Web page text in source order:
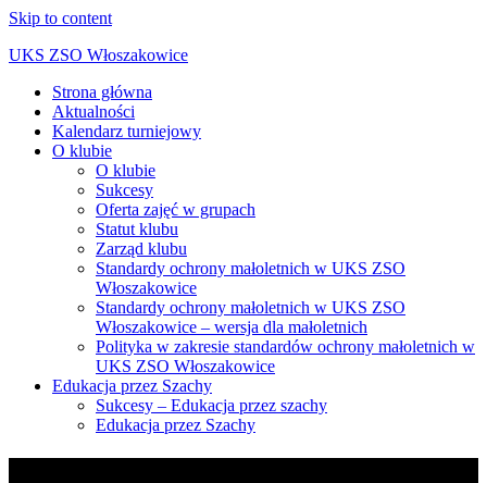
Skip to content
UKS ZSO Włoszakowice
Strona główna
Aktualności
Kalendarz turniejowy
O klubie
O klubie
Sukcesy
Oferta zajęć w grupach
Statut klubu
Zarząd klubu
Standardy ochrony małoletnich w UKS ZSO
Włoszakowice
Standardy ochrony małoletnich w UKS ZSO
Włoszakowice – wersja dla małoletnich
Polityka w zakresie standardów ochrony małoletnich w
UKS ZSO Włoszakowice
Edukacja przez Szachy
Sukcesy – Edukacja przez szachy
Edukacja przez Szachy